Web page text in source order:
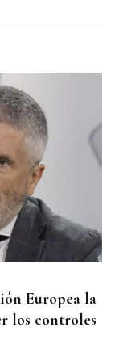
Europea la
los controles